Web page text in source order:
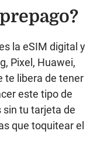
la eSIM digital y
Pixel, Huawei,
te libera de tener
este tipo de
sin tu tarjeta de
que toquitear el